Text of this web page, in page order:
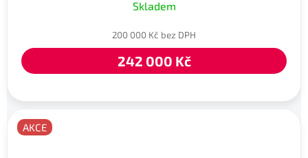
Skladem
200 000 Kč bez DPH
242 000 Kč
AKCE